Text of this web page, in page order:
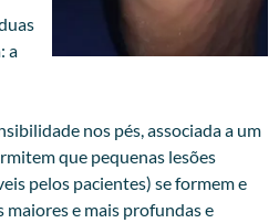
a
nos pés, associada a um
que pequenas lesões
pelos pacientes) se formem e
maiores e mais profundas e